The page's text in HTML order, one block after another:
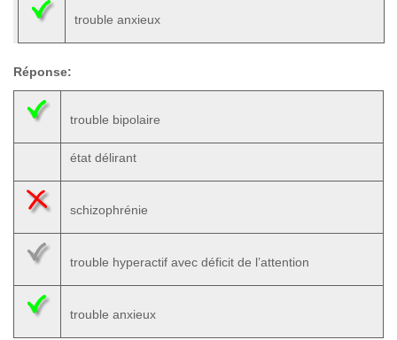
trouble anxieux
Réponse:
trouble bipolaire
état délirant
schizophrénie
trouble hyperactif avec déficit de l’attention
trouble anxieux